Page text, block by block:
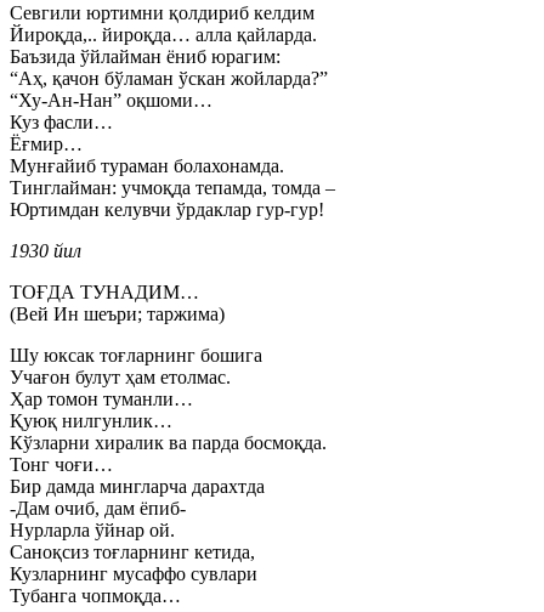
Севгили юртимни қолдириб келдим
Йироқда,.. йироқда… алла қайларда.
Баъзида ўйлайман ёниб юрагим:
“Аҳ, қачон бўламан ўскан жойларда?”
“Ху-Ан-Нан” оқшоми…
Куз фасли…
Ёғмир…
Мунғайиб тураман болахонамда.
Тинглайман: учмоқда тепамда, томда –
Юртимдан келувчи ўрдаклар гур-гур!
1930 йил
ТОҒДА ТУНАДИМ…
(Вей Ин шеъри; таржима)
Шу юксак тоғларнинг бошига
Учағон булут ҳам етолмас.
Ҳар томон туманли…
Қуюқ нилгунлик…
Кўзларни хиралик ва парда босмоқда.
Тонг чоғи…
Бир дамда мингларча дарахтда
-Дам очиб, дам ёпиб-
Нурларла ўйнар ой.
Саноқсиз тоғларнинг кетида,
Кузларнинг мусаффо сувлари
Тубанга чопмоқда…